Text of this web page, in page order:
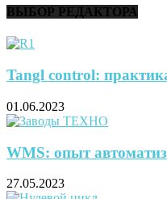
ВЫБОР РЕДАКТОРА
Tangl control:
01.06.2023
WMS: опыт
27.05.2023